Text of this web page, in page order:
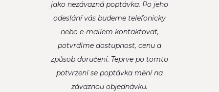
jako nezávazná poptávka. Po jeho
odeslání vás budeme telefonicky
nebo e-mailem kontaktovat,
potvrdíme dostupnost, cenu a
způsob doručení. Teprve po tomto
potvrzení se poptávka mění na
závaznou objednávku.